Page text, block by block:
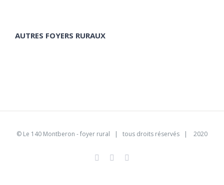
AUTRES FOYERS RURAUX
© Le 140 Montberon - foyer rural | tous droits réservés | 2020
FacebookInstagram